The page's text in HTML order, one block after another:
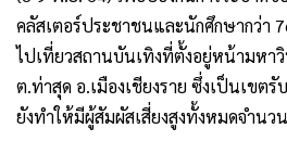
คลัสเตอร์ประชาชนและนักศึกษากว่า
ไปเที่ยวสถานบันเทิงที่ตั้งอยู่หน้ามหา
ต.ท่าสุด อ.เมืองเชียงราย ซึ่งเป็นเขต
ยังทำให้มีผู้สัมผัสเสี่ยงสูงทั้งหมดจำนว